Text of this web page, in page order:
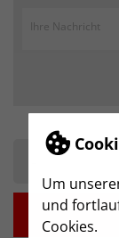
Um
und
Cookies.